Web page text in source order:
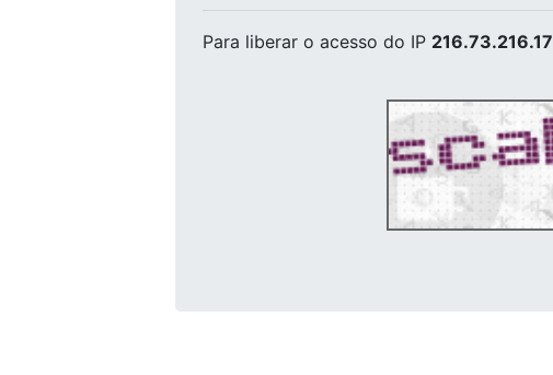
Para liberar o acesso do IP 216.73.216.17